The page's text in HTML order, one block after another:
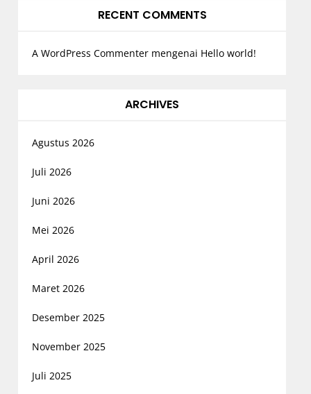
RECENT COMMENTS
A WordPress Commentermengenai Hello world!
ARCHIVES
Agustus 2026
Juli 2026
Juni 2026
Mei 2026
April 2026
Maret 2026
Desember 2025
November 2025
Juli 2025